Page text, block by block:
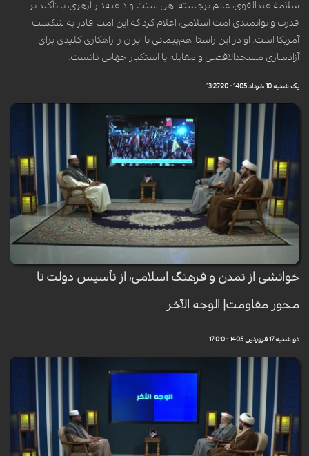
سلامة عبدالقوی، عالم برجسته اهل سنت و داعیه‌دار ازهري، با تأکید بر
قدرت و توانمندی امت اسلامی، اعلام کرد که این امت قادر به شکست
آمریکا است. او در این راستا، هم‌پیمانی با ایران را راهکاری کلیدی برای
آزادسازی مسجدالاقصی و مقابله با استکبار جهانی دانست.
یک شنبه 10 خرداد 1405 - 13:27:20
خوانشی از تمدن و فرهنگ اسلامی، از تأسیس دولت تا
محور مقاومت| الوجه الآخر
دو شنبه 17 فروردین 1405 - 17:0:0